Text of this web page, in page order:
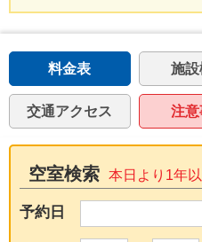
料金表 施
交通アクセス 注
空室検索 本日より1年
予約日